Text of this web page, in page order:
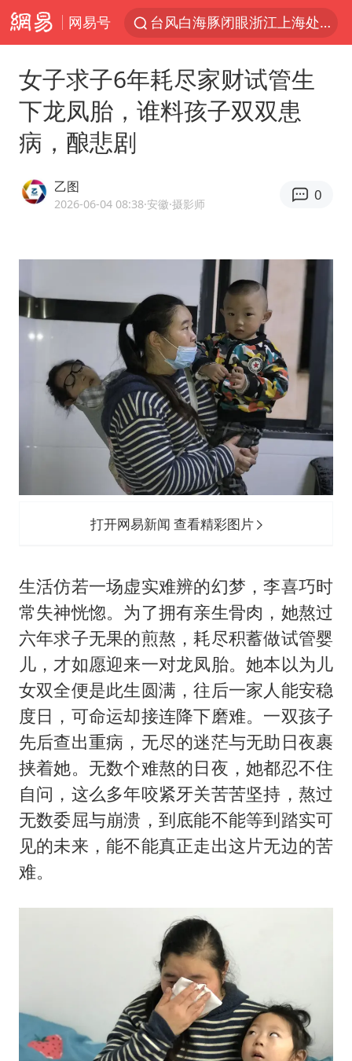
网易号
台风白海豚闭眼浙江上海处于危险半圆
四川宜宾市珙县发生3.4级地震
白海豚将正面袭击贯穿浙江
多所高校取消艺考
多个明星演唱会取消
“南湖号”盾构机下线
陕西柞水泥石流已致2死 仍有1人失联
店主称换“青海拉面”招牌后生意更好
泰国初中生饮弹自尽前开了26枪
女子求子6年耗尽家财试管生
下龙凤胎，谁料孩子双双患
病，酿悲剧
乙图
2026-06-04 08:38·安徽·摄影师
0
打开网易新闻 查看精彩图片
生活仿若一场虚实难辨的幻梦，李喜巧时
常失神恍惚。为了拥有亲生骨肉，她熬过
六年求子无果的煎熬，耗尽积蓄做试管婴
儿，才如愿迎来一对龙凤胎。她本以为儿
女双全便是此生圆满，往后一家人能安稳
度日，可命运却接连降下磨难。一双孩子
先后查出重病，无尽的迷茫与无助日夜裹
挟着她。无数个难熬的日夜，她都忍不住
自问，这么多年咬紧牙关苦苦坚持，熬过
无数委屈与崩溃，到底能不能等到踏实可
见的未来，能不能真正走出这片无边的苦
难。